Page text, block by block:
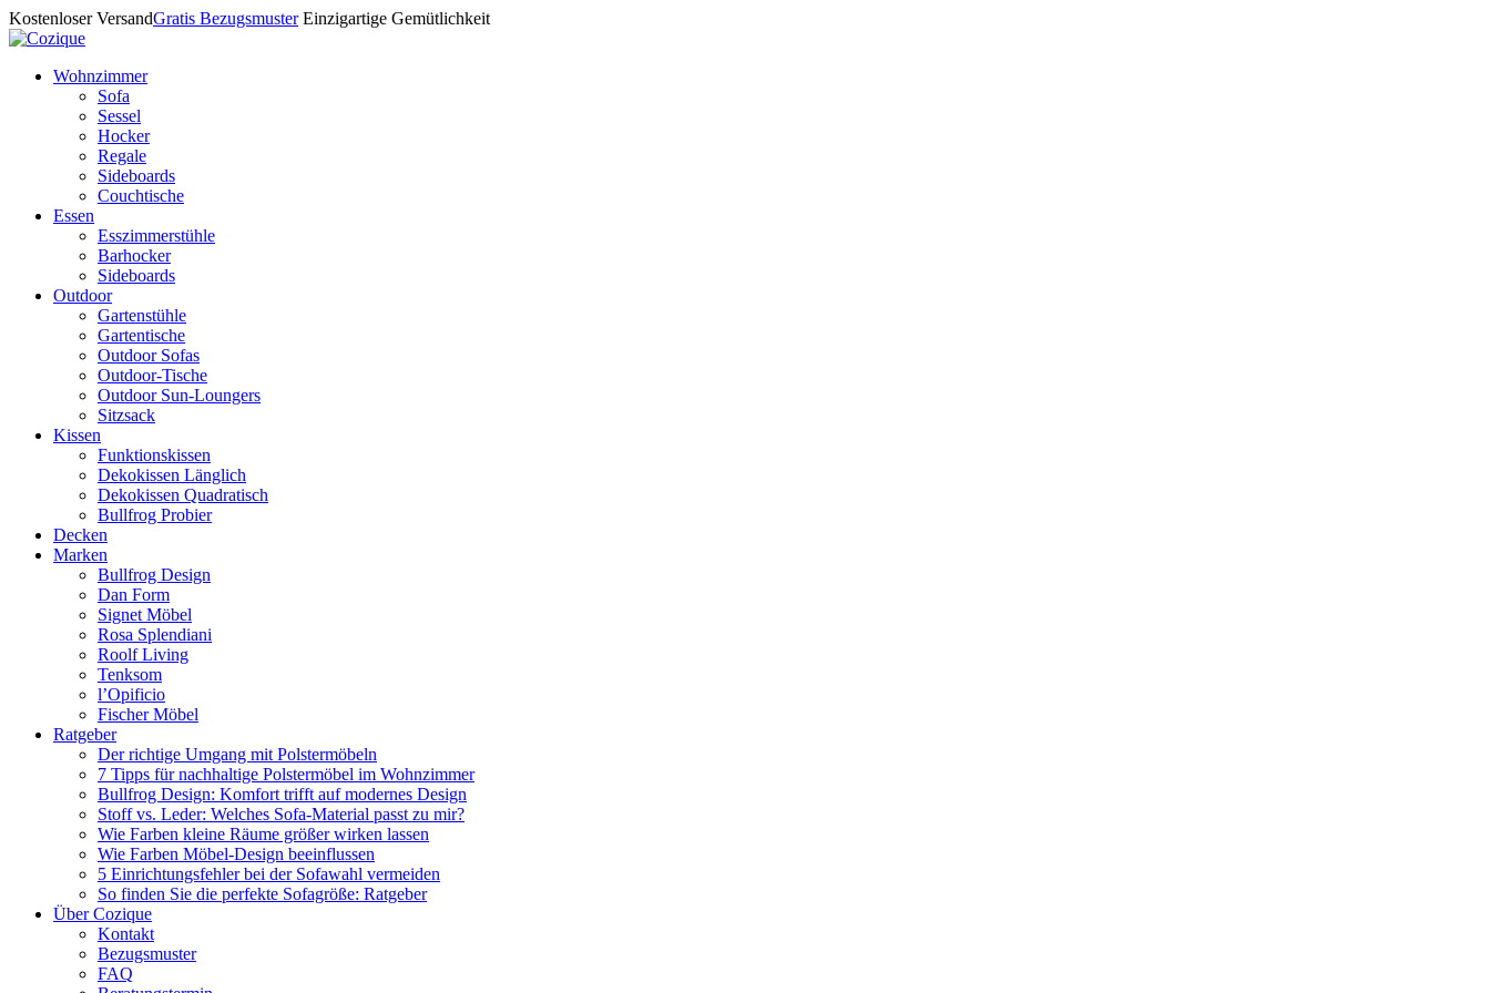
Kostenloser VersandGratis Bezugsmuster Einzigartige Gemütlichkeit
Wohnzimmer
Sofa
Sessel
Hocker
Regale
Sideboards
Couchtische
Essen
Esszimmerstühle
Barhocker
Sideboards
Outdoor
Gartenstühle
Gartentische
Outdoor Sofas
Outdoor-Tische
Outdoor Sun-Loungers
Sitzsack
Kissen
Funktionskissen
Dekokissen Länglich
Dekokissen Quadratisch
Bullfrog Probier
Decken
Marken
Bullfrog Design
Dan Form
Signet Möbel
Rosa Splendiani
Roolf Living
Tenksom
l’Opificio
Fischer Möbel
Ratgeber
Der richtige Umgang mit Polstermöbeln
7 Tipps für nachhaltige Polstermöbel im Wohnzimmer
Bullfrog Design: Komfort trifft auf modernes Design
Stoff vs. Leder: Welches Sofa-Material passt zu mir?
Wie Farben kleine Räume größer wirken lassen
Wie Farben Möbel-Design beeinflussen
5 Einrichtungsfehler bei der Sofawahl vermeiden
So finden Sie die perfekte Sofagröße: Ratgeber
Über Cozique
Kontakt
Bezugsmuster
FAQ